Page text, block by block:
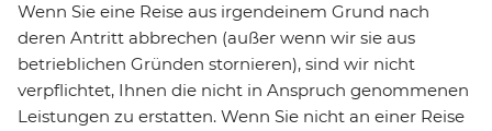
Wenn Sie eine Reise aus irgendeinem Grund nach
deren Antritt abbrechen (außer wenn wir sie aus
betrieblichen Gründen stornieren), sind wir nicht
verpflichtet, Ihnen die nicht in Anspruch genommenen
Leistungen zu erstatten. Wenn Sie nicht an einer Reise